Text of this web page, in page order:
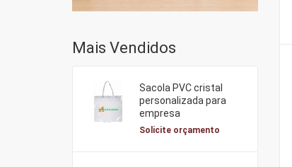
Mais Vendidos
Sacola PVC cristal
personalizada para
empresa
Solicite orçamento